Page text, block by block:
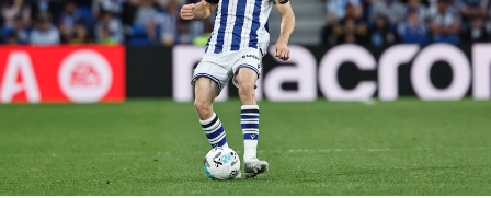
crear un
uso de
la
contenido
el
del